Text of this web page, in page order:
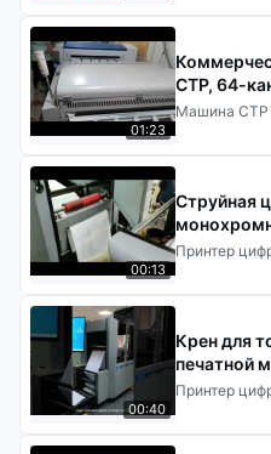
01:23
CTP, 64-
Машина CTP
00:13
Струйная
мин.
Принтер
00:40
Крен для
печатной
Принтер